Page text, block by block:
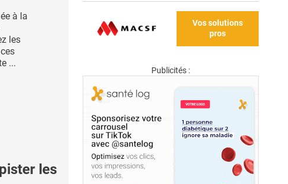
à la
les
...
les
Vos solutions
pros
Publicités :